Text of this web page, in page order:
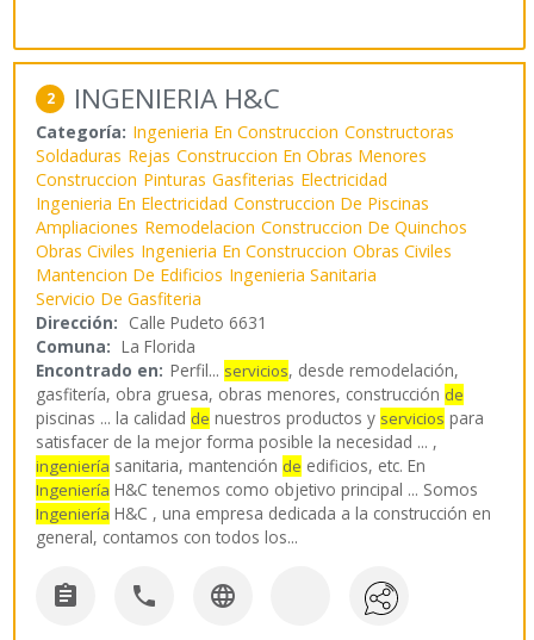
2 INGENIERIA H&C
Categoría: Ingenieria En Construccion Constructoras
Soldaduras Rejas Construccion En Obras Menores
Construccion Pinturas Gasfiterias Electricidad
Ingenieria En Electricidad Construccion De Piscinas
Ampliaciones Remodelacion Construccion De Quinchos
Obras Civiles Ingenieria En Construccion Obras Civiles
Mantencion De Edificios Ingenieria Sanitaria
Servicio De Gasfiteria
Dirección: Calle Pudeto 6631
Comuna: La Florida
Encontrado en: Perfil... servicios, desde remodelación,
gasfitería, obra gruesa, obras menores, construcción de
piscinas ... la calidad de nuestros productos y servicios para
satisfacer de la mejor forma posible la necesidad ... ,
ingeniería sanitaria, mantención de edificios, etc. En
Ingeniería H&C tenemos como objetivo principal ... Somos
Ingeniería H&C , una empresa dedicada a la construcción en
general, contamos con todos los...
  